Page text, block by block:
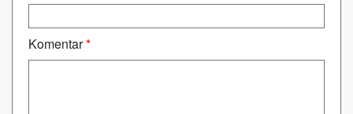
Komentar*